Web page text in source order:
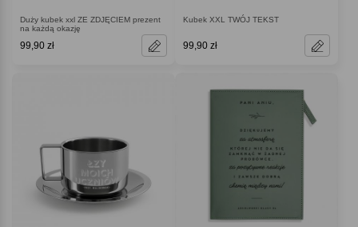
Duży kubek xxl ZE ZDJĘCIEM prezent
na każdą okazję
99,90 zł
Kubek XXL TWÓJ TEKST
99,90 zł